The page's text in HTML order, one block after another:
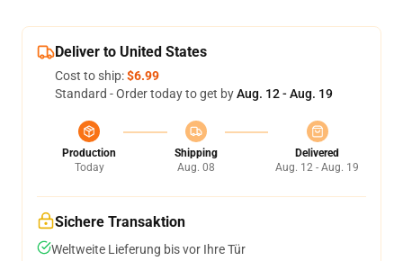
Deliver to United States
Cost to ship:$6.99
Standard - Order today to get byAug. 12 - Aug. 19
Production
Today
Shipping
Aug. 08
Delivered
Aug. 12 - Aug. 19
Sichere Transaktion
Weltweite Lieferung bis vor Ihre Tür